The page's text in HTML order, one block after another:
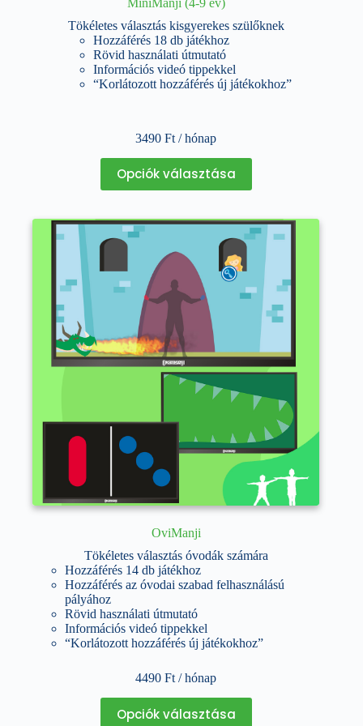
MiniManji (4-9 év)
Tökéletes választás kisgyerekes szülőknek
Hozzáférés 18 db játékhoz
Rövid használati útmutató
Információs videó tippekkel
“Korlátozott hozzáférés új játékokhoz”
3490Ft / hónap
Opciók választása
Ennek
a
terméknek
variációja
változatok
a
termékoldalon
választhatók
ki
OviManji
Tökéletes választás óvodák számára
Hozzáférés 14 db játékhoz
Hozzáférés az óvodai szabad felhasználású
pályához
Rövid használati útmutató
Információs videó tippekkel
“Korlátozott hozzáférés új játékokhoz”
4490Ft / hónap
Opciók választása
Ennek
a